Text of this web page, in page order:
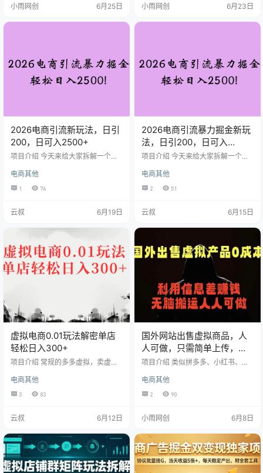
化的商品选择。Target平台，作为
和T…
小雨网创 6月25日
个几百次，也是有个几十块钱的收
小雨网创 6月23日
2026电商引流新玩法，日引
200，日可入2500+
项目介绍 今天来给大家拆解一个关
课程里面非常的详细，一共包含了 6
节课程，从账号如何搭建，电商平
台的介绍，以及创业粉如何在拼多
种变现在课程中都会跟大家说。外
流付费粉的全流程，本质上就是通
些虚拟产品从而进行卖货出单，但
是实际上我们要的并不是卖的一单
几块钱的利润，而是通过这种形式…
电商其他
1 76
云叔 6月19日
2026电商引流暴力掘金新玩
法，日引200，日可入
2500+
项目介绍 今天来给大家拆解一个关
课程里面非常的详细，一共包含了 6
节课程，从账号如何搭建，电商平
台的介绍，以及创业粉如何在拼多
种变现在课程中都会跟大家说。外
些虚拟产品从而进行卖货出单，但
是实际上我们要的并不是卖的一单
几块钱的利润，而是通过这种形式…
电商其他
2 51
云叔 6月15日
虚拟电商0.01玩法解密单店
轻松日入300+
项目介绍 常规的多多虚拟，卖虚拟
见识过了。 但是，虚拟店铺配合短
剧、浏览器拉新，也有新天地。一
天几百上千不等，不用拼多多结
多多的限制，推广费，更是微乎其
电商其他
3 83
云叔 6月12日
国外网站出售虚拟商品，人
人可做，只需简单上传，不
用引流，最简单得网赚项目
项目介绍 类似拼多多、小红书、闲
点，后期就基本上属于躺赚了， 只
要平台不倒闭，他就会带来源源不
断得收入 国内目前已经卷的没有任
死， 国外网站更开放，包容性更
电商其他
2 90
小雨网创 6月8日